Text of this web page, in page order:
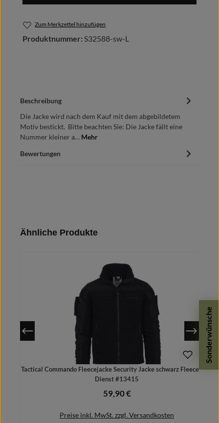
Zum Merkzettel hinzufügen
Produktnummer: S32588-sw-L
Sonderwünsche
Beschreibung
Die Jacke wird nach dem Kauf mit dem abgebildetem
Motiv bestickt. Bitte beachten Sie: Die Jacke fällt eine
Nummer kleiner a… Mehr
Bewertungen
Produktgalerie überspringen
Ähnliche Produkte
Tactical Commando Fleecejacke Security Jacke schwarz Fleece Vest
Dienst #13415
Regulärer Preis:
59,90 €
Preise inkl. MwSt. zzgl. Versandkosten